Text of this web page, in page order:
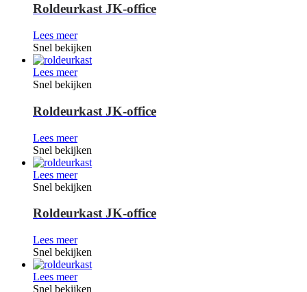
Roldeurkast JK-office
Lees meer
Snel bekijken
Lees meer
Snel bekijken
Roldeurkast JK-office
Lees meer
Snel bekijken
Lees meer
Snel bekijken
Roldeurkast JK-office
Lees meer
Snel bekijken
Lees meer
Snel bekijken